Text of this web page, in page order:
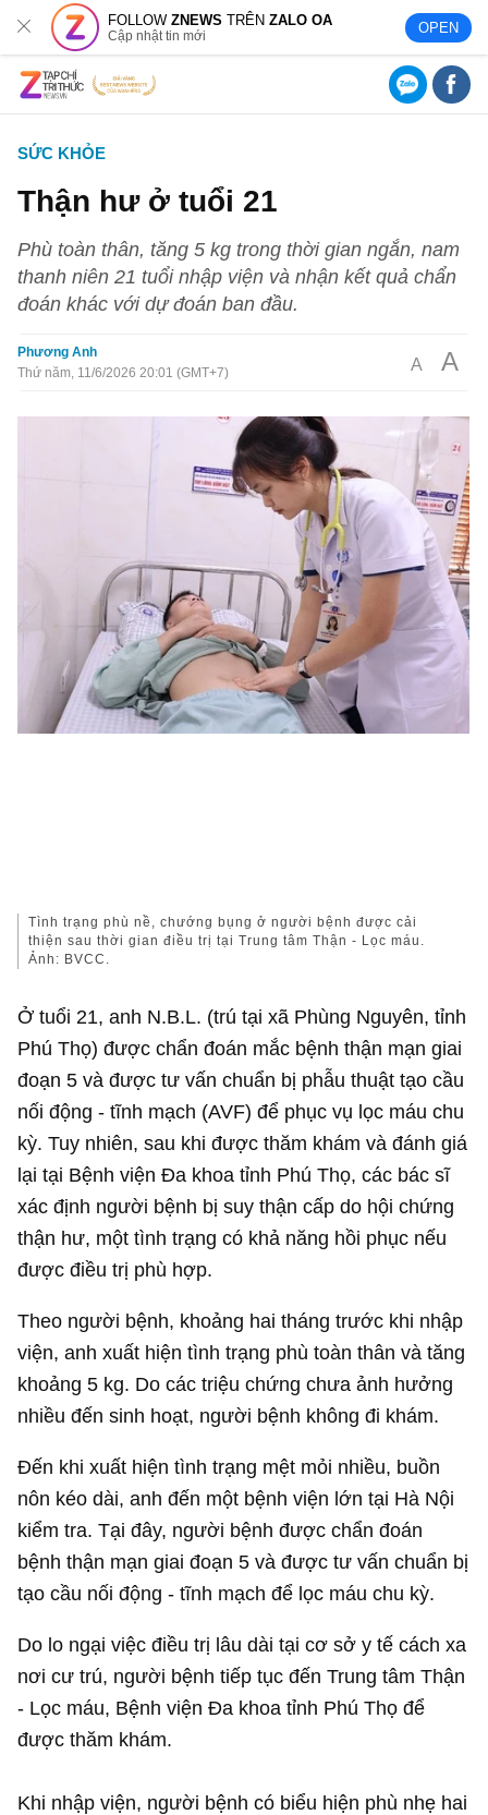
FOLLOWZNEWS TRÊNZALO OA
Cập nhật tin mới OPEN
SỨC KHỎE
Thận hư ở tuổi 21
Phù toàn thân, tăng 5 kg trong thời gian ngắn, nam
thanh niên 21 tuổi nhập viện và nhận kết quả chẩn
đoán khác với dự đoán ban đầu.
Phương Anh
Thứ năm, 11/6/2026 20:01 (GMT+7)
A A
Tình trạng phù nề, chướng bụng ở người bệnh được cải
thiện sau thời gian điều trị tại Trung tâm Thận - Lọc máu.
Ảnh: BVCC.
Ở tuổi 21, anh N.B.L. (trú tại xã Phùng Nguyên, tỉnh
Phú Thọ) được chẩn đoán mắc bệnh thận mạn giai
đoạn 5 và được tư vấn chuẩn bị phẫu thuật tạo cầu
nối động - tĩnh mạch (AVF) để phục vụ lọc máu chu
kỳ. Tuy nhiên, sau khi được thăm khám và đánh giá
lại tại Bệnh viện Đa khoa tỉnh Phú Thọ, các bác sĩ
xác định người bệnh bị suy thận cấp do hội chứng
thận hư, một tình trạng có khả năng hồi phục nếu
được điều trị phù hợp.
Theo người bệnh, khoảng hai tháng trước khi nhập
viện, anh xuất hiện tình trạng phù toàn thân và tăng
khoảng 5 kg. Do các triệu chứng chưa ảnh hưởng
nhiều đến sinh hoạt, người bệnh không đi khám.
Đến khi xuất hiện tình trạng mệt mỏi nhiều, buồn
nôn kéo dài, anh đến một bệnh viện lớn tại Hà Nội
kiểm tra. Tại đây, người bệnh được chẩn đoán
bệnh thận mạn giai đoạn 5 và được tư vấn chuẩn bị
tạo cầu nối động - tĩnh mạch để lọc máu chu kỳ.
Do lo ngại việc điều trị lâu dài tại cơ sở y tế cách xa
nơi cư trú, người bệnh tiếp tục đến Trung tâm Thận
- Lọc máu, Bệnh viện Đa khoa tỉnh Phú Thọ để
được thăm khám.
Khi nhập viện, người bệnh có biểu hiện phù nhẹ hai